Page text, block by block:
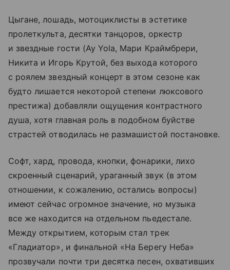
Цыгане, лошадь, мотоциклисты в эстетике
пролеткульта, десятки танцоров, оркестр
и звездные гости (Ay Yola, Мари Краймбрери,
Никита и Игорь Крутой, без выхода которого
с роялем звездный концерт в этом сезоне как
будто лишается некоторой степени люксового
престижа) добавляли ощущения контрастного
душа, хотя главная роль в подобном буйстве
страстей отводилась не размашистой постановке.
Софт, хард, провода, кнопки, фонарики, лихо
скроенный сценарий, ураганный звук (в этом
отношении, к сожалению, остались вопросы)
имеют сейчас огромное значение, но музыка
все же находится на отдельном пьедестале.
Между открытием, которым стал трек
«Гладиатор», и финальной «На Берегу Неба»
прозвучали почти три десятка песен, охвативших